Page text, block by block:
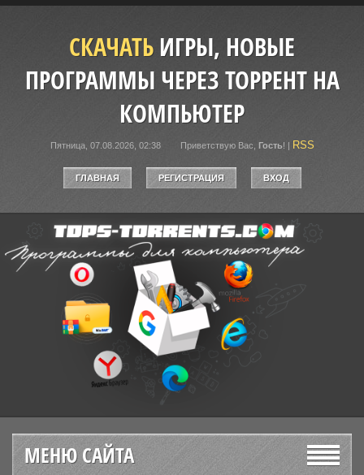
СКАЧАТЬИГРЫ, НОВЫЕ
ПРОГРАММЫ ЧЕРЕЗ ТОРРЕНТ НА
КОМПЬЮТЕР
Пятница, 07.08.2026, 02:38 Приветствую Вас Гость! | RSS
ГЛАВНАЯ РЕГИСТРАЦИЯ ВХОД
МЕНЮ САЙТА